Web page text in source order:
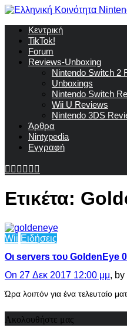
Κεντρική
TikTok!
Forum
Reviews-Unboxing
Nintendo Switch 2
Unboxings
Nintendo Switch
Wii U Reviews
Nintendo 3DS
Άρθρα
Nintypedia
Εγγραφή
Ετικέτα:
Wii Ειδήσεις
Οι servers του GoldenEye
On 27 Δεκ 2017 12:00 μμ, by
Ώρα λοιπόν για ένα τελευταίο
Ακολουθήστε μας